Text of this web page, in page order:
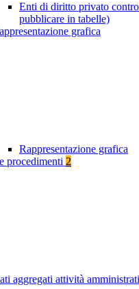
Enti di diritto privato
pubblicare in tabelle)
grafica
Rappresentazione grafica
procedimenti 2
aggregati attività